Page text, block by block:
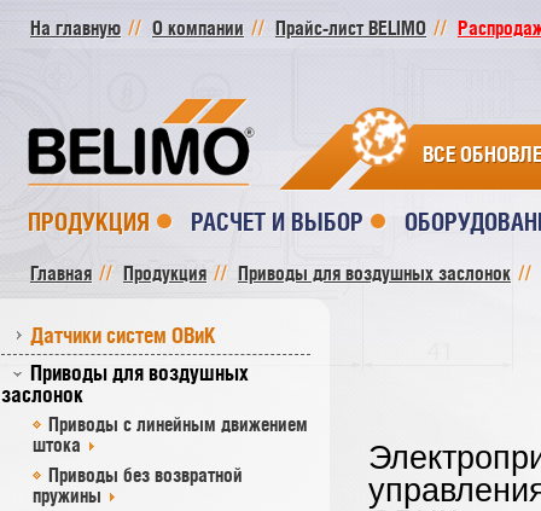
На главную О компании Прайс-лист BELIMO
ВСЕ
ПРОДУКЦИЯ РАСЧЕТ И ВЫБОР
Главная Продукция Приводы для воздушных заслонок
Датчики систем ОВиК
Приводы для воздушных
заслонок
Приводы с линейным движением
штока
Приводы без возвратной
пружины